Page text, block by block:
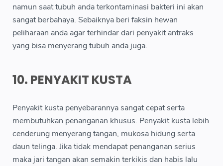
namun saat tubuh anda terkontaminasi bakteri ini akan
sangat berbahaya. Sebaiknya beri faksin hewan
peliharaan anda agar terhindar dari penyakit antraks
yang bisa menyerang tubuh anda juga.
10. PENYAKIT KUSTA
Penyakit kusta penyebarannya sangat cepat serta
membutuhkan penanganan khusus. Penyakit kusta lebih
cenderung menyerang tangan, mukosa hidung serta
daun telinga. Jika tidak mendapat penanganan serius
maka jari tangan akan semakin terkikis dan habis lalu